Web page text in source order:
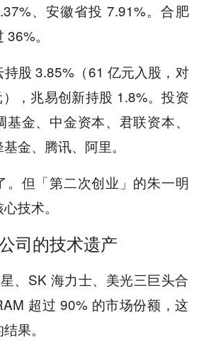
、安徽省投 7.91%。合肥
。
股 3.85%（61 亿元入股，对
，兆易创新持股 1.8%。投资
基金、中金资本、君联资本、
金、腾讯、阿里。
。但「第二次创业」的朱一明
技术。
司的技术遗产
、SK 海力士、美光三巨头合
超过 90% 的市场份额，这
果。